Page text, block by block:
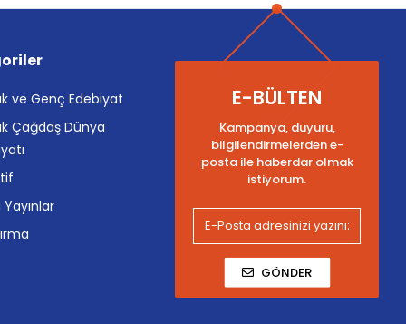
ve Genç Edebiyat
Çağdaş Dünya
Yayınlar
E-BÜLTEN
Kampanya, duyuru,
bilgilendirmelerden e-
posta ile haberdar olmak
istiyorum.
GÖNDER